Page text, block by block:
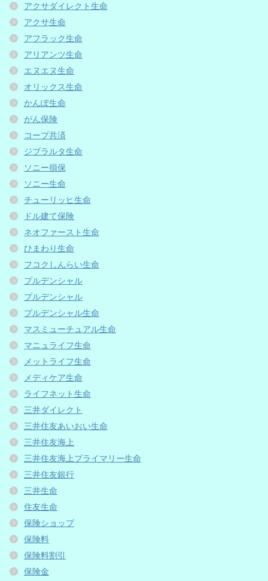
アクサダイレクト生命
アクサ生命
アフラック生命
アリアンツ生命
エヌエヌ生命
オリックス生命
かんぽ生命
がん保険
コープ共済
ジブラルタ生命
ソニー損保
ソニー生命
チューリッヒ生命
ドル建て保険
ネオファースト生命
ひまわり生命
フコクしんらい生命
プルデンシャル
プルデンシャル
プルデンシャル生命
マスミューチュアル生命
マニュライフ生命
メットライフ生命
メディケア生命
ライフネット生命
三井ダイレクト
三井住友あいおい生命
三井住友海上
三井住友海上プライマリー生命
三井住友銀行
三井生命
住友生命
保険ショップ
保険料
保険料割引
保険金